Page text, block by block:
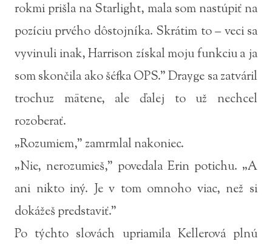
rokmi prišla na Starlight, mala som nastúpiť na
pozíciu prvého dôstojníka. Skrátim to – veci sa
vyvinuli inak, Harrison získal moju funkciu a ja
som skončila ako šéfka OPS.” Drayge sa zatváril
trochuz mätene, ale ďalej to už nechcel
rozoberať.
„Rozumiem,” zamrmlal nakoniec.
„Nie, nerozumieš,” povedala Erin potichu. „A
ani nikto iný. Je v tom omnoho viac, než si
dokážeš predstaviť.”
Po týchto slovách upriamila Kellerová plnú